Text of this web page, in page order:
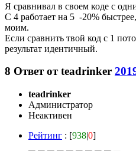
Я сравнивал в своем коде с
С 4 работает на 5 -20%
моим.
Если сравнить твой код с 1
результат идентичный.
8 Ответ отteadrinker
teadrinker
Администратор
Неактивен
Рейтинг : [938|0]